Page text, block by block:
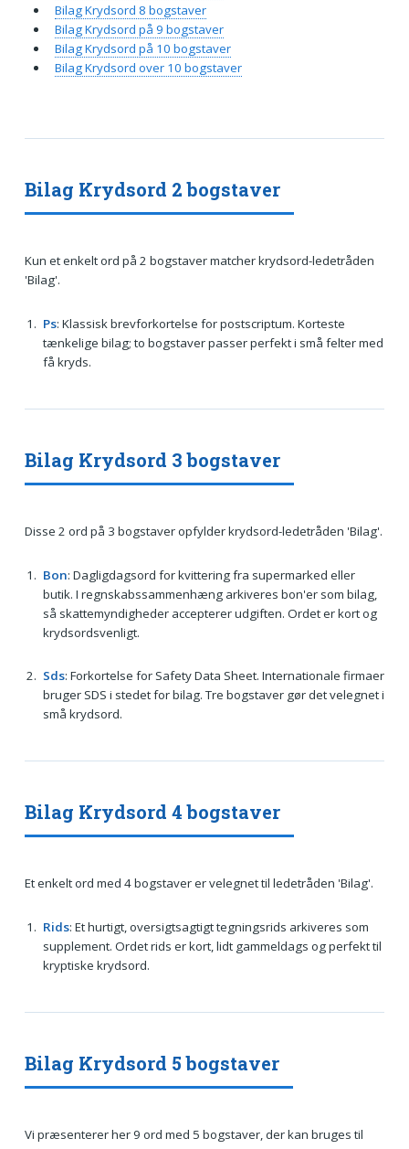
Bilag Krydsord 2 bogstaver
Kun et enkelt ord på 2 bogstaver matcher krydsord-ledetråden
'Bilag'.
Ps: Klassisk brevforkortelse for postscriptum. Korteste
tænkelige bilag; to bogstaver passer perfekt i små felter med
få kryds.
Bilag Krydsord 3 bogstaver
Disse 2 ord på 3 bogstaver opfylder krydsord-ledetråden 'Bilag'.
Bon: Dagligdagsord for kvittering fra supermarked eller
butik. I regnskabssammenhæng arkiveres bon'er som bilag,
så skattemyndigheder accepterer udgiften. Ordet er kort og
krydsordsvenligt.
Sds: Forkortelse for Safety Data Sheet. Internationale firmaer
bruger SDS i stedet for bilag. Tre bogstaver gør det velegnet i
små krydsord.
Bilag Krydsord 4 bogstaver
Et enkelt ord med 4 bogstaver er velegnet til ledetråden 'Bilag'.
Rids: Et hurtigt, oversigtsagtigt tegningsrids arkiveres som
supplement. Ordet rids er kort, lidt gammeldags og perfekt til
kryptiske krydsord.
Bilag Krydsord 5 bogstaver
Vi præsenterer her 9 ord med 5 bogstaver, der kan bruges til
Bilag Krydsord 8 bogstaver
Bilag Krydsord på 9 bogstaver
Bilag Krydsord på 10 bogstaver
Bilag Krydsord over 10 bogstaver